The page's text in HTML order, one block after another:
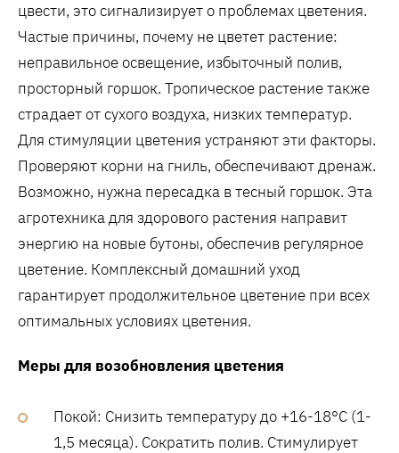
цвести, это сигнализирует о проблемах цветения.
Частые причины, почему не цветет растение:
неправильное освещение, избыточный полив,
просторный горшок. Тропическое растение также
страдает от сухого воздуха, низких температур.
Для стимуляции цветения устраняют эти факторы.
Проверяют корни на гниль, обеспечивают дренаж.
Возможно, нужна пересадка в тесный горшок. Эта
агротехника для здорового растения направит
энергию на новые бутоны, обеспечив регулярное
цветение. Комплексный домашний уход
гарантирует продолжительное цветение при всех
оптимальных условиях цветения.
Меры для возобновления цветения
Покой: Снизить температуру до +16-18°C (1-
1,5 месяца). Сократить полив. Стимулирует